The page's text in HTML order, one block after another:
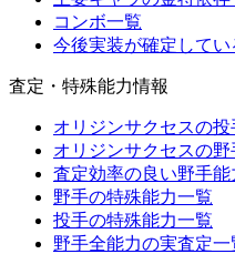
コンボ一覧
今後実装が確定して
査定・特殊能力情報
オリジンサクセスの
オリジンサクセスの
査定効率の良い野手
野手の特殊能力一覧
投手の特殊能力一覧
野手全能力の実査定一